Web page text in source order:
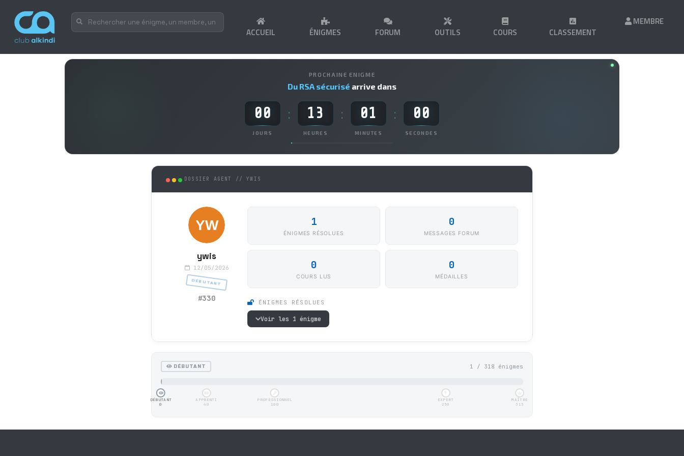
ACCUEIL ÉNIGMES FORUM OUTILS COURS CLASSEMENT
MEMBRE
PROCHAINE ENIGME
Du RSA sécurisé arrive dans
00
JOURS
: 13
HEURES
: 00
MINUTES
: 59
SECONDES
DOSSIER AGENT // YWIS
ywis
12/05/2026
DÉBUTANT
#330
1
ÉNIGMES RÉSOLUES
0
MESSAGES FORUM
0
COURS LUS
0
MÉDAILLES
ÉNIGMES RÉSOLUES
Voir les 1 énigme
DÉBUTANT 1 / 318 énigmes
DÉBUTANT
0
APPRENTI
40
PROFESSIONNEL
100
EXPERT
250
MAÎTRE
315